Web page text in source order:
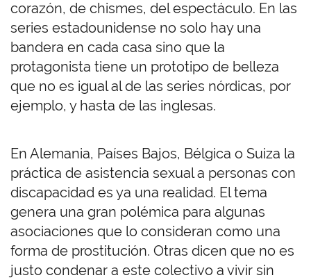
corazón, de chismes, del espectáculo. En las
series estadounidense no solo hay una
bandera en cada casa sino que la
protagonista tiene un prototipo de belleza
que no es igual al de las series nórdicas, por
ejemplo, y hasta de las inglesas.
En Alemania, Países Bajos, Bélgica o Suiza la
práctica de asistencia sexual a personas con
discapacidad es ya una realidad. El tema
genera una gran polémica para algunas
asociaciones que lo consideran como una
forma de prostitución. Otras dicen que no es
justo condenar a este colectivo a vivir sin